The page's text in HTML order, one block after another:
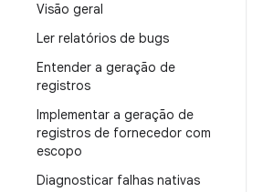
Visão geral
Ler relatórios de bugs
Entender a geração de
registros
Implementar a geração de
registros de fornecedor com
escopo
Diagnosticar falhas nativas